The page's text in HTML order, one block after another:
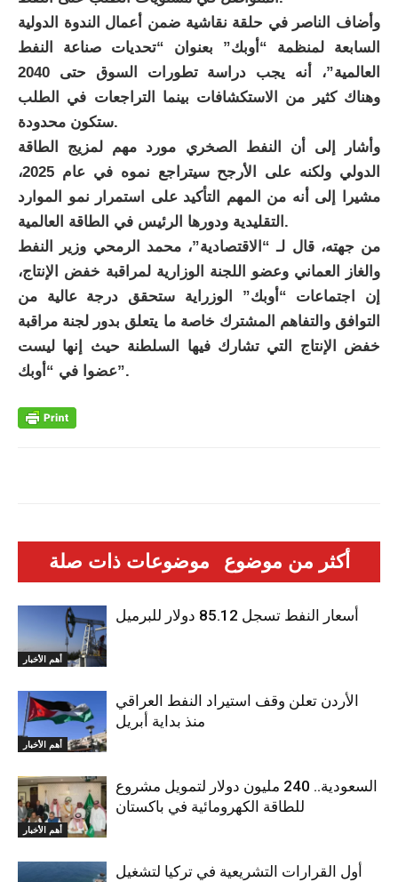
وأضاف الناصر في حلقة نقاشية ضمن أعمال الندوة الدولية
السابعة لمنظمة “أوبك” بعنوان “تحديات صناعة النفط
العالمية”، أنه يجب دراسة تطورات السوق حتى 2040
وهناك كثير من الاستكشافات بينما التراجعات في الطلب
ستكون محدودة.
وأشار إلى أن النفط الصخري مورد مهم لمزيج الطاقة
الدولي ولكنه على الأرجح سيتراجع نموه في عام 2025،
مشيرا إلى أنه من المهم التأكيد على استمرار نمو الموارد
التقليدية ودورها الرئيس في الطاقة العالمية.
من جهته، قال لـ “الاقتصادية”، محمد الرمحي وزير النفط
والغاز العماني وعضو اللجنة الوزارية لمراقبة خفض الإنتاج،
إن اجتماعات “أوبك” الوزراية ستحقق درجة عالية من
التوافق والتفاهم المشترك خاصة ما يتعلق بدور لجنة مراقبة
خفض الإنتاج التي تشارك فيها السلطنة حيث إنها ليست
عضوا في “أوبك”.
موضوعات ذات صلة أكثر من موضوع
أهم الأخبار
أسعار النفط تسجل 85.12 دولار للبرميل
أهم الأخبار
الأردن تعلن وقف استيراد النفط العراقي
منذ بداية أبريل
أهم الأخبار
السعودية.. 240 مليون دولار لتمويل مشروع
للطاقة الكهرومائية في باكستان
أول القرارات التشريعية في تركيا لتشغيل